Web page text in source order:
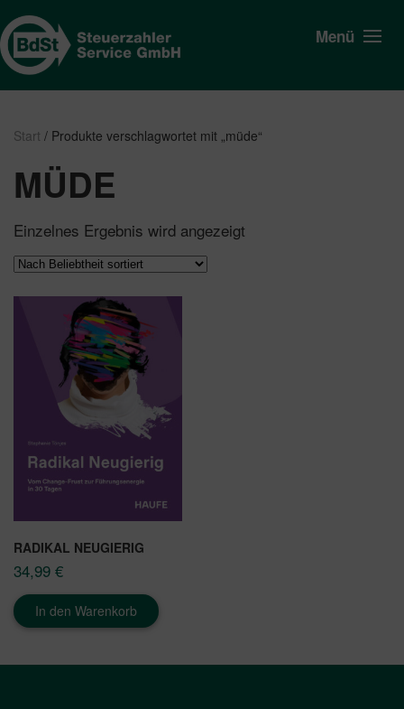
Menü
Start / Produkte verschlagwortet mit „müde“
MÜDE
Einzelnes Ergebnis wird angezeigt
RADIKAL NEUGIERIG
34,99 €
In den Warenkorb